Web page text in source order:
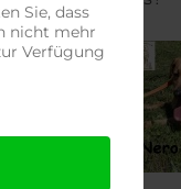
Sie, dass
nicht mehr
Verfügung